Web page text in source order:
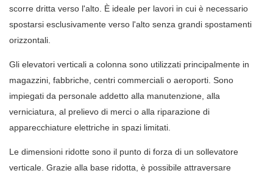
scorre dritta verso l'alto. È ideale per lavori in cui è necessario
spostarsi esclusivamente verso l'alto senza grandi spostamenti
orizzontali.
Gli elevatori verticali a colonna sono utilizzati principalmente in
magazzini, fabbriche, centri commerciali o aeroporti. Sono
impiegati da personale addetto alla manutenzione, alla
verniciatura, al prelievo di merci o alla riparazione di
apparecchiature elettriche in spazi limitati.
Le dimensioni ridotte sono il punto di forza di un sollevatore
verticale. Grazie alla base ridotta, è possibile attraversare